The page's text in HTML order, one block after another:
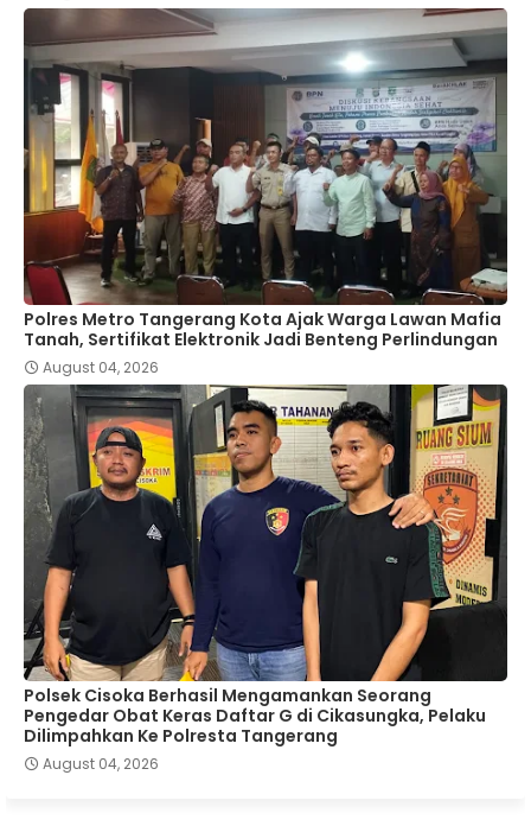
Polres Metro Tangerang Kota Ajak Warga Lawan Mafia
Tanah, Sertifikat Elektronik Jadi Benteng Perlindungan
August 04, 2026
Polsek Cisoka Berhasil Mengamankan Seorang
Pengedar Obat Keras Daftar G di Cikasungka, Pelaku
Dilimpahkan Ke Polresta Tangerang
August 04, 2026